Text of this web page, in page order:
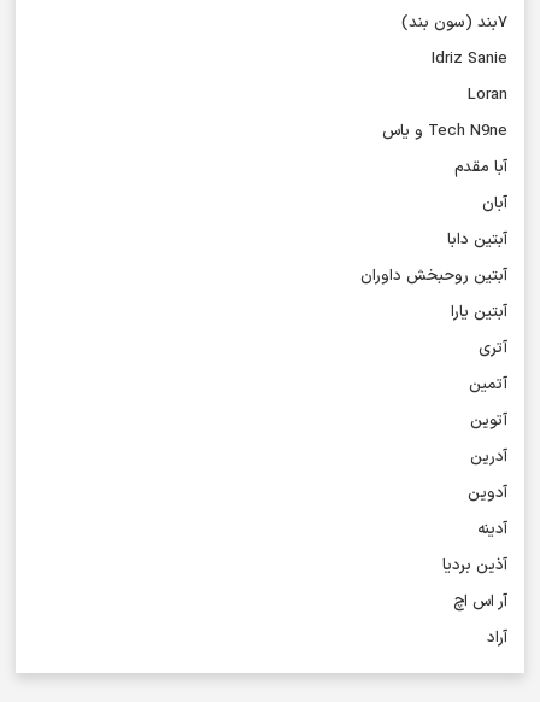
۷بند (سون بند)
Idriz Sanie
Loran
Tech N9ne و یاس
آبا مقدم
آبان
آبتین دابا
آبتین روحبخش داوران
آبتین یارا
آتری
آتمین
آتوین
آدرین
آدوین
آدینه
آذین بردیا
آر اس اچ
آراد
آراد شاک